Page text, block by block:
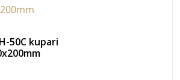
ulkomitat 550x450mm, allas
50C kupari